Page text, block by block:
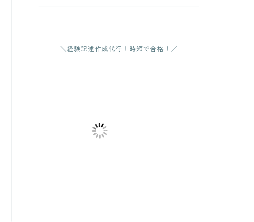
＼経験記述作成代行！時短で合格！／